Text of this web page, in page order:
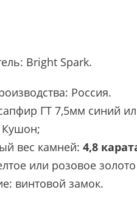
Bright Spark.
Россия.
ГТ 7,5мм синий
Кушон;
вес камней: 4,8
или розовое
винтовой замок.